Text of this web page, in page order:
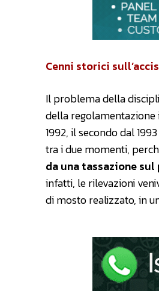
Cenni storici
Il problema della
della regolamentazione
1992, il secondo dal
tra i due momenti,
da una tassazione
infatti, le rilevazioni
di mosto realizzato, in